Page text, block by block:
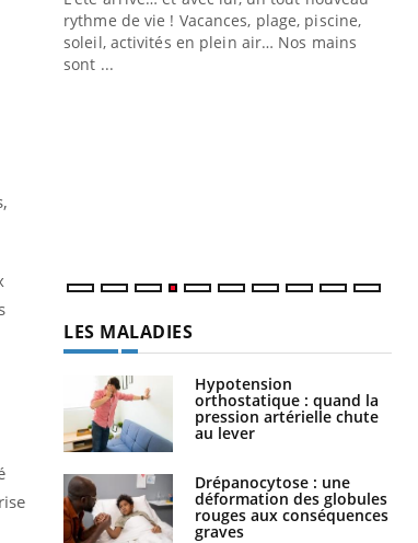
rythme de vie ! Vacances, plage, piscine,
soleil, activités en plein air… Nos mains
sont ...
LES MALADIES
Hypotension
orthostatique : quand la
pression artérielle chute
au lever
Drépanocytose : une
déformation des globules
rouges aux conséquences
graves